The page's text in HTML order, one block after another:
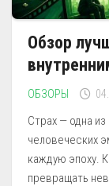
Обзор
ОБЗОРЫ
Страх — одна
человеческих
каждую эпоху.
превращать